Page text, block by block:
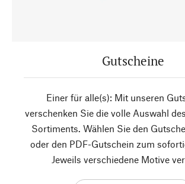
Gutscheine
Einer für alle(s): Mit unseren
verschenken Sie die volle Auswahl
Sortiments. Wählen Sie den
oder den PDF-Gutschein zum
Jeweils verschiedene Motive